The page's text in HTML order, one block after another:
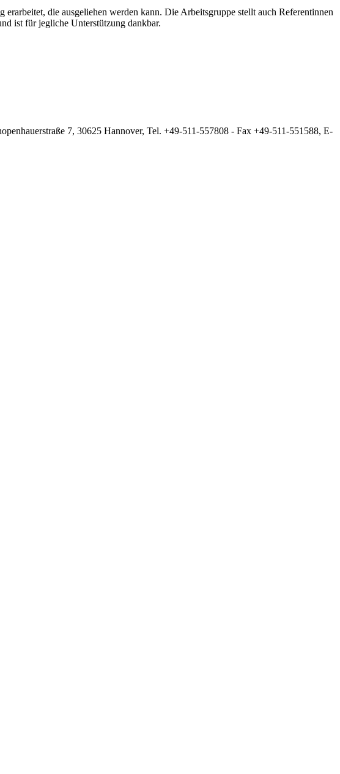
die ausgeliehen werden kann. Die Arbeitsgruppe stellt auch Referentinnen
ist für jegliche Unterstützung dankbar.
7, 30625 Hannover, Tel. +49-511-557808 - Fax +49-511-551588, E-